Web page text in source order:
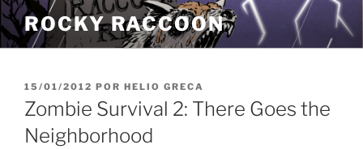
Pular
para
o
ROCKY RACCOON
PUBLICADO
EM
15/01/2012 POR HELIO GRECA
Zombie Survival 2: There Goes the
Neighborhood